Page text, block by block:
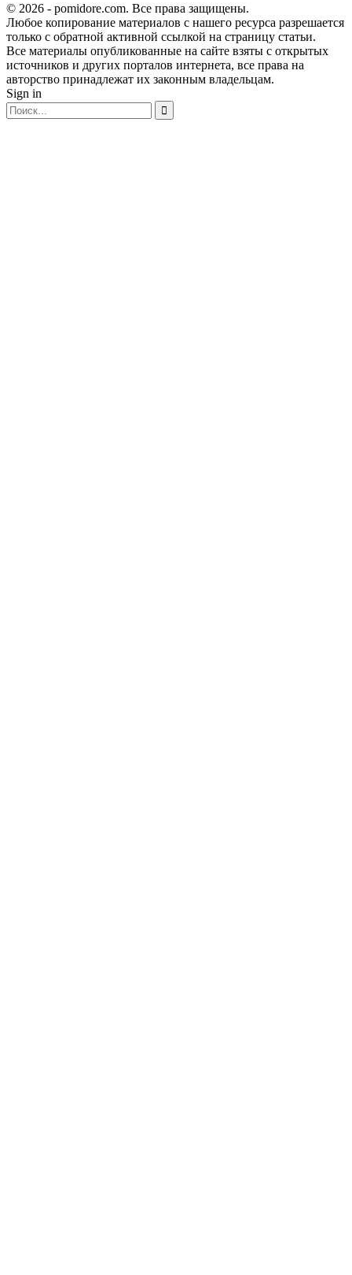
© 2026 - pomidore.com. Все права защищены.
Любое копирование материалов с нашего ресурса разрешается
только с обратной активной ссылкой на страницу статьи.
Все материалы опубликованные на сайте взяты с открытых
источников и других порталов интернета, все права на
авторство принадлежат их законным владельцам.
Sign in